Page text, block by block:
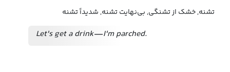
تشنه, خشک از تشنگی, بی‌نهایت تشنه, شدیداً تشنه
Let's get a drink—I'm parched.